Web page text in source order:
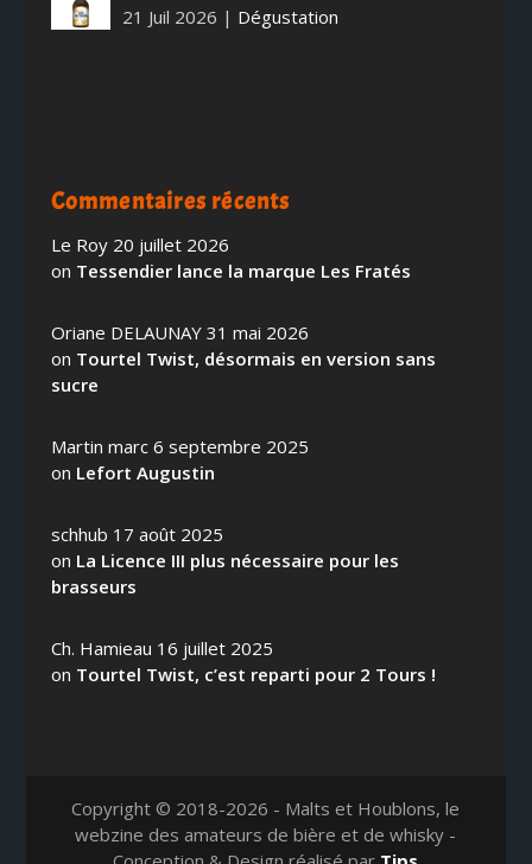
21 Juil 2026 | Dégustation
Commentaires récents
Le Roy 20 juillet 2026
on Tessendier lance la marque Les Fratés
Oriane DELAUNAY 31 mai 2026
on Tourtel Twist, désormais en version sans
sucre
Martin marc 6 septembre 2025
on Lefort Augustin
schhub 17 août 2025
on La Licence III plus nécessaire pour les
brasseurs
Ch. Hamieau 16 juillet 2025
on Tourtel Twist, c’est reparti pour 2 Tours !
Copyright © 2018-2026 - Malts et Houblons, le
webzine des amateurs de bière et de whisky -